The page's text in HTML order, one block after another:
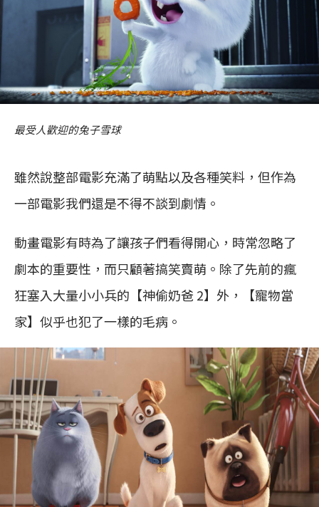
最受人歡迎的兔子雪球
雖然說整部電影充滿了萌點以及各種笑料，但作為
一部電影我們還是不得不談到劇情。
動畫電影有時為了讓孩子們看得開心，時常忽略了
劇本的重要性，而只顧著搞笑賣萌。除了先前的瘋
狂塞入大量小小兵的【神偷奶爸 2】外，【寵物當
家】似乎也犯了一樣的毛病。